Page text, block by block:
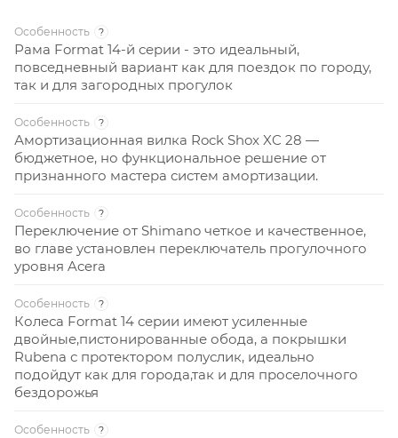
Особенность ?
Рама Format 14-й серии - это идеальный,
повседневный вариант как для поездок по городу,
так и для загородных прогулок
Особенность ?
Амортизационная вилка Rock Shox XC 28 —
бюджетное, но функциональное решение от
признанного мастера систем амортизации.
Особенность ?
Переключение от Shimano четкое и качественное,
во главе установлен переключатель прогулочного
уровня Acera
Особенность ?
Колеса Format 14 серии имеют усиленные
двойные,пистонированные обода, а покрышки
Rubena с протектором полуслик, идеально
подойдут как для города,так и для проселочного
бездорожья
Особенность ?